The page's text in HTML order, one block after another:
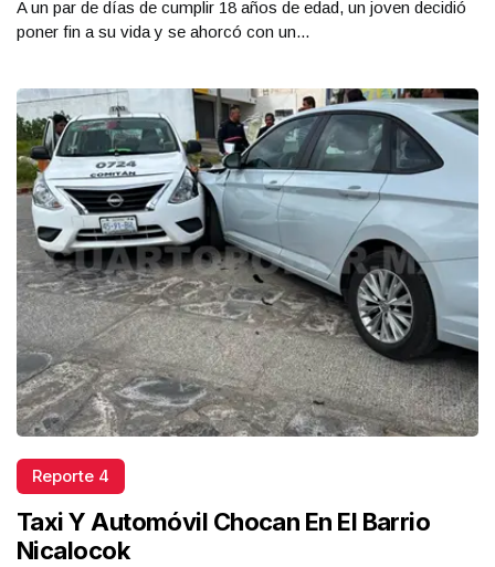
A un par de días de cumplir 18 años de edad, un joven decidió
poner fin a su vida y se ahorcó con un...
Reporte 4
Taxi Y Automóvil Chocan En El Barrio
Nicalocok